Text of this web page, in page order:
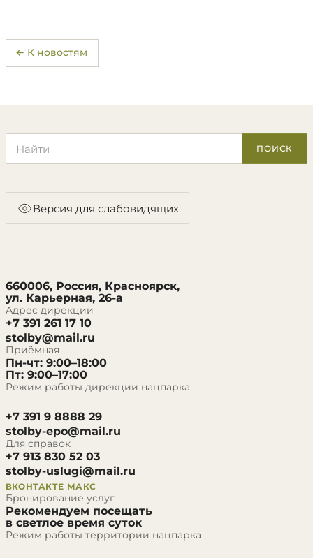
← К новостям
ПОИСК
Версия для слабовидящих
660006, Россия, Красноярск,
ул. Карьерная, 26-а
Адрес дирекции
+7 391 261 17 10
stolby@mail.ru
Приёмная
Пн-чт: 9:00–18:00
Пт: 9:00–17:00
Режим работы дирекции нацпарка
+7 391 9 8888 29
stolby-epo@mail.ru
Для справок
+7 913 830 52 03
stolby-uslugi@mail.ru
ВКОНТАКТЕ МАКС
Бронирование услуг
Рекомендуем посещать
в светлое время суток
Режим работы территории нацпарка